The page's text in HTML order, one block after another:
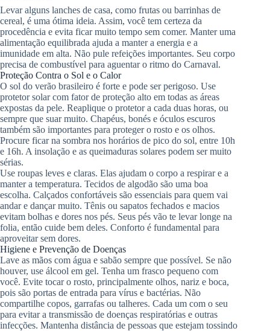
Levar alguns lanches de casa, como frutas ou barrinhas de
cereal, é uma ótima ideia. Assim, você tem certeza da
procedência e evita ficar muito tempo sem comer. Manter uma
alimentação equilibrada ajuda a manter a energia e a
imunidade em alta. Não pule refeições importantes. Seu corpo
precisa de combustível para aguentar o ritmo do Carnaval.
Proteção Contra o Sol e o Calor
O sol do verão brasileiro é forte e pode ser perigoso. Use
protetor solar com fator de proteção alto em todas as áreas
expostas da pele. Reaplique o protetor a cada duas horas, ou
sempre que suar muito. Chapéus, bonés e óculos escuros
também são importantes para proteger o rosto e os olhos.
Procure ficar na sombra nos horários de pico do sol, entre 10h
e 16h. A insolação e as queimaduras solares podem ser muito
sérias.
Use roupas leves e claras. Elas ajudam o corpo a respirar e a
manter a temperatura. Tecidos de algodão são uma boa
escolha. Calçados confortáveis são essenciais para quem vai
andar e dançar muito. Tênis ou sapatos fechados e macios
evitam bolhas e dores nos pés. Seus pés vão te levar longe na
folia, então cuide bem deles. Conforto é fundamental para
aproveitar sem dores.
Higiene e Prevenção de Doenças
Lave as mãos com água e sabão sempre que possível. Se não
houver, use álcool em gel. Tenha um frasco pequeno com
você. Evite tocar o rosto, principalmente olhos, nariz e boca,
pois são portas de entrada para vírus e bactérias. Não
compartilhe copos, garrafas ou talheres. Cada um com o seu
para evitar a transmissão de doenças respiratórias e outras
infecções. Mantenha distância de pessoas que estejam tossindo